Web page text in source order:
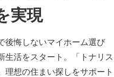
実現
後悔しないマイホーム選び
生活をスタート。「トナリス
理想の住まい探しをサポート